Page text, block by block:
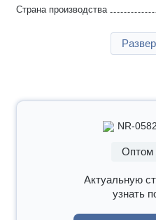
Страна производства
NR-
Оптом
Актуальную
узнать